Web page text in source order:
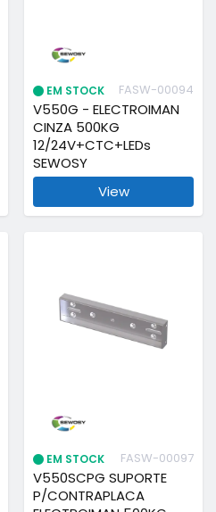
EM STOCK FASW-00094
V550G - ELECTROIMAN
CINZA 500KG
12/24V+CTC+LEDs
SEWOSY
View
EM STOCK FASW-00097
V550SCPG SUPORTE
P/CONTRAPLACA